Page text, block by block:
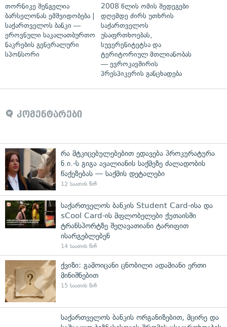
თორნიკე შენგელია
ბარსელონას ემშვიდობება |
საქართველოს ბანკი —
ეროვნული საკალათბურთო
ნაკრების გენერალური
სპონსორი
2008 წლის ომის შედეგები
დღემდე ძირს უთხრის
საქართველოს
უსაფრთხოებას,
სუვერენიტეტსა და
ტერიტორიულ მთლიანობას
— ევროკავშირის
პრესპიკერის განცხადება
კომენტარები
რა მტკიცებულებებით ედავება პროკურატურა
ნ.ი.-ს გიგა ავალიანის საქმეზე ძალადობის
წაქეზებას — საქმის დეტალები
12 საათის წინ
საქართველოს ბანკის Student Card-ისა და
sCool Card-ის მფლობელები ქუთაისში
ტრანსპორტზე შეღავათიანი ტარიფით
ისარგებლებენ
14 საათის წინ
ქვიზი: გამოიცანი ცნობილი ადამიანი ერთი
მინიშნებით
15 საათის წინ
საქართველოს ბანკის ორგანიზებით, მცირე და